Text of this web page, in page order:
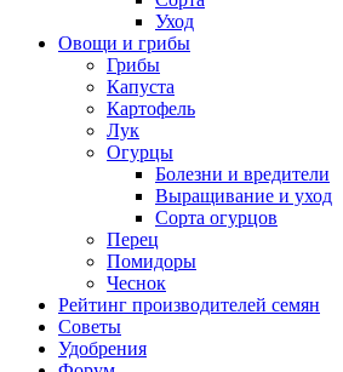
Уход
Овощи и грибы
Грибы
Капуста
Картофель
Лук
Огурцы
Болезни и вредители
Выращивание и уход
Сорта огурцов
Перец
Помидоры
Чеснок
Рейтинг производителей семян
Советы
Удобрения